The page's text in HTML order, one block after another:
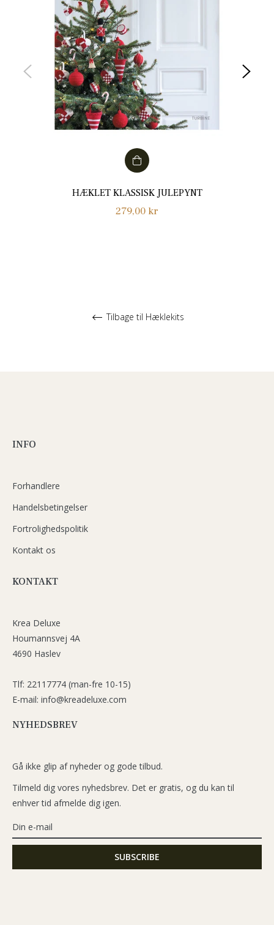
HÆKLET KLASSISK JULEPYNT
Normalpris
279,00 kr
Tilbage til Hæklekits
INFO
Forhandlere
Handelsbetingelser
Fortrolighedspolitik
Kontakt os
KONTAKT
Krea Deluxe
Houmannsvej 4A
4690 Haslev
Tlf: 22117774 (man-fre 10-15)
E-mail: info@kreadeluxe.com
NYHEDSBREV
Gå ikke glip af nyheder og gode tilbud.
Tilmeld dig vores nyhedsbrev. Det er gratis, og du kan til
enhver tid afmelde dig igen.